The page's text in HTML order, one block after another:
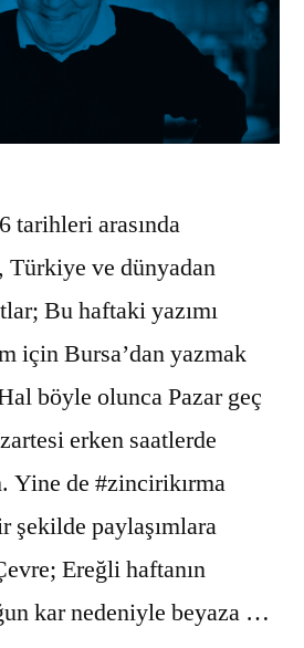
tarihleri arasında
ve dünyadan
Bu haftaki yazımı
için Bursa’dan yazmak
böyle olunca Pazar geç
erken saatlerde
Yine de #zincirikırma
şekilde paylaşımlara
Ereğli haftanın
kar nedeniyle beyaza …